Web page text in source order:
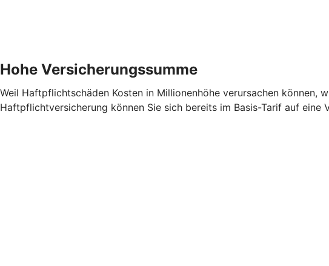
Hohe Versicherungssumme
Weil Haftpflichtschäden Kosten in Millionenhöhe verursachen können,
Haftpflichtversicherung können Sie sich bereits im Basis-Tarif auf eine